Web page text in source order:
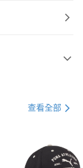
查看全部